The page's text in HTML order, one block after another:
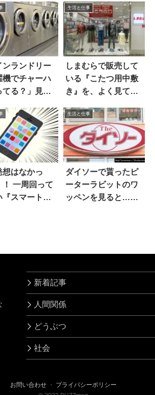
ンランドリー
機でチャーハ
てる？」見る
生活と仕事
しまむらで販売して
いる『こたつ用中敷
き』を、よく見てみ
想はなかっ
一周回って
『スマートフ
生活と仕事
ダイソーで貰ったピ
ーターラビットのワ
ッペンを見ると…え
新着記事
人間関係
どうぶつ
社会
お問い合わせ ・ プライバシーポリシー